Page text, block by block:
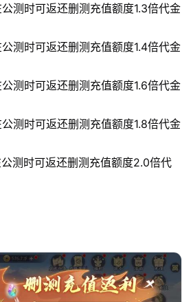
测时可返还删测充值额度1.3倍代金
测时可返还删测充值额度1.4倍代金
测时可返还删测充值额度1.6倍代金
测时可返还删测充值额度1.8倍代金
测时可返还删测充值额度2.0倍代